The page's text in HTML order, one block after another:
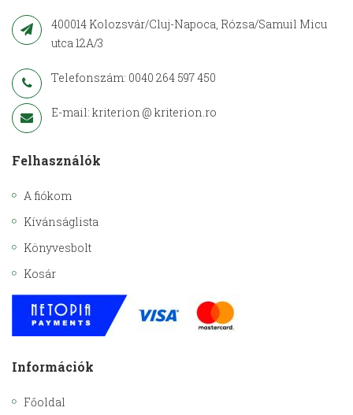
400014 Kolozsvár/Cluj-Napoca, Rózsa/Samuil Micu
utca 12A/3
Telefonszám: 0040 264 597 450
E-mail: kriterion @ kriterion.ro
Felhasználók
A fiókom
Kívánságlista
Könyvesbolt
Kosár
Információk
Főoldal